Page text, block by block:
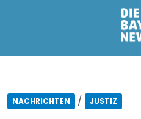
NACHRICHTEN / JUSTIZ